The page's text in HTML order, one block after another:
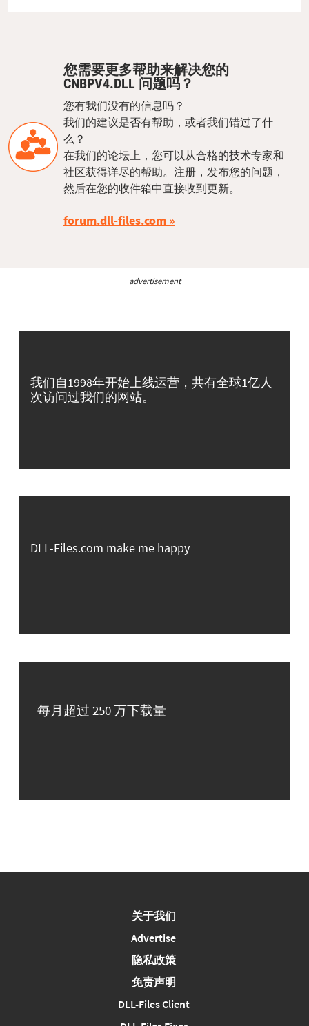
您需要更多帮助来解决您的
CNBPV4.DLL 问题吗？
您有我们没有的信息吗？
我们的建议是否有帮助，或者我们错过了什
么？
在我们的论坛上，您可以从合格的技术专家和
社区获得详尽的帮助。注册，发布您的问题，
然后在您的收件箱中直接收到更新。
forum.dll-files.com
advertisement
我们自1998年开始上线运营，共有全球1亿人
次访问过我们的网站。
DLL-Files.com make me happy
每月超过 250 万下载量
关于我们
Advertise
隐私政策
免责声明
DLL-Files Client